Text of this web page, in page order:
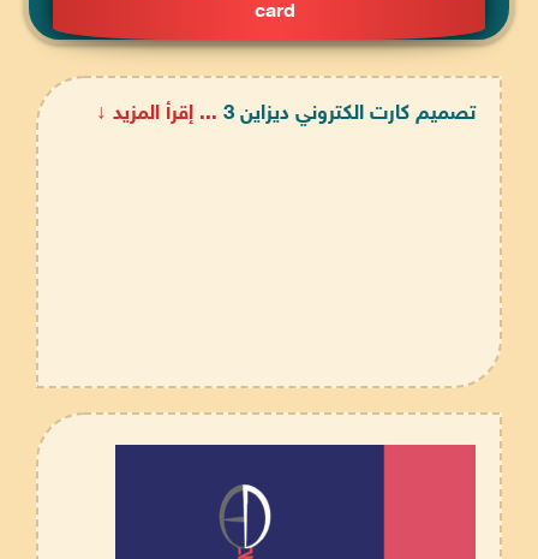
card
تصميم كارت الكتروني ديزاين 3 ... إقرأ المزيد ↓